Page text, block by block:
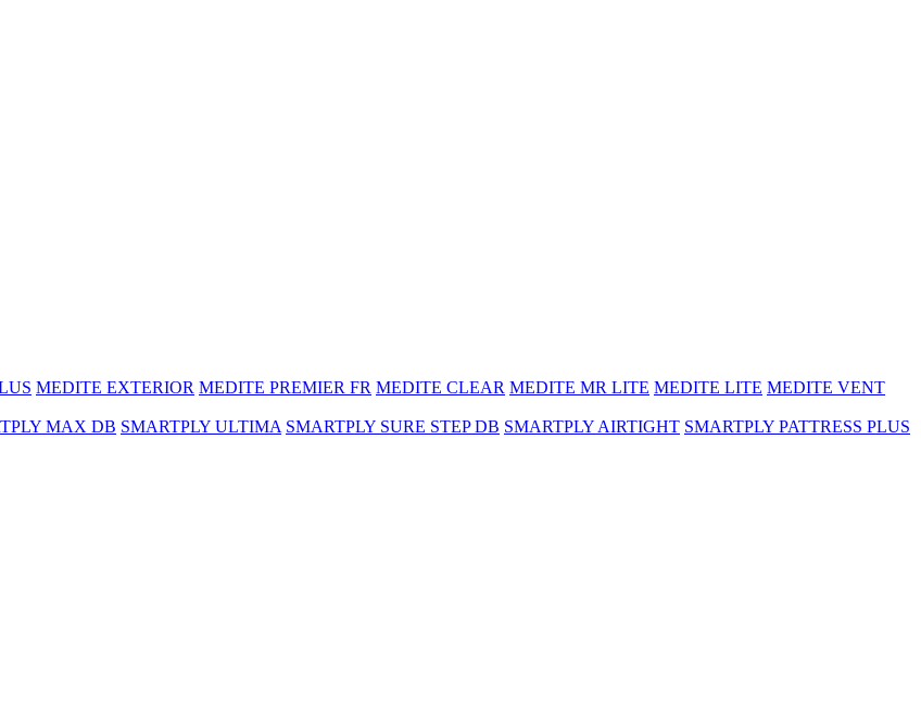
MEDITE EXTERIOR MEDITE PREMIER FR MEDITE CLEAR MEDITE MR LITE MEDITE LITE MEDITE VENT
MAX DB SMARTPLY ULTIMA SMARTPLY SURE STEP DB SMARTPLY AIRTIGHT SMARTPLY PATTRESS PLUS